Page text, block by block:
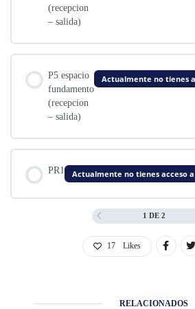
(recepcion
– salida)
P5 espacio
fundamento
(recepcion
– salida)
Actualmente no tienes
PR1 Actualmente no tienes acceso
1 DE 2
17 Likes
RELACIONADOS